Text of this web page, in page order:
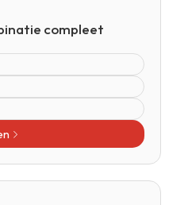
compleet